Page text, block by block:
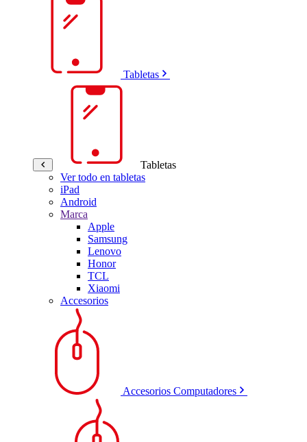
Tabletas
Tabletas
Ver todo en tabletas
iPad
Android
Marca
Apple
Samsung
Lenovo
Honor
TCL
Xiaomi
Accesorios
Accesorios Computadores